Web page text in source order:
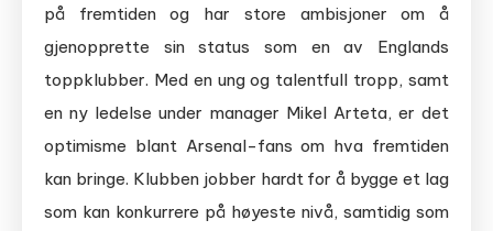
på fremtiden og har store ambisjoner om å
gjenopprette sin status som en av Englands
toppklubber. Med en ung og talentfull tropp, samt
en ny ledelse under manager Mikel Arteta, er det
optimisme blant Arsenal-fans om hva fremtiden
kan bringe. Klubben jobber hardt for å bygge et lag
som kan konkurrere på høyeste nivå, samtidig som